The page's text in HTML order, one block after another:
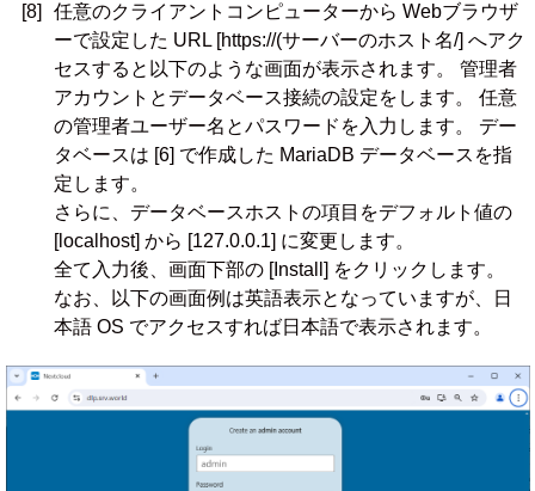
[8]
任意のクライアントコンピューターから Webブラウザ
ーで設定した URL [https://(サーバーのホスト名/] へアク
セスすると以下のような画面が表示されます。 管理者
アカウントとデータベース接続の設定をします。 任意
の管理者ユーザー名とパスワードを入力します。 デー
タベースは [6] で作成した MariaDB データベースを指
定します。
さらに、データベースホストの項目をデフォルト値の
[localhost] から [127.0.0.1] に変更します。
全て入力後、画面下部の [Install] をクリックします。
なお、以下の画面例は英語表示となっていますが、日
本語 OS でアクセスすれば日本語で表示されます。